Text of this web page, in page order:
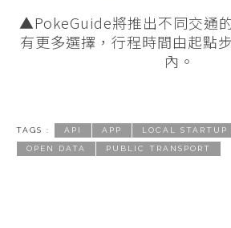
▲PokeGuide將推出不同交通
有更多選擇，行程時間由起點
內。
TAGS : API APP LOCAL STARTUP
OPEN DATA PUBLIC TRANSPORT